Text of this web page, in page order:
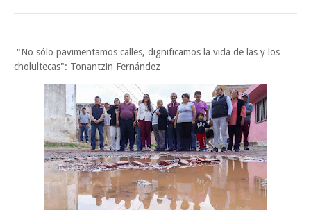
"No sólo pavimentamos calles, dignificamos la vida de las y los
cholultecas": Tonantzin Fernández